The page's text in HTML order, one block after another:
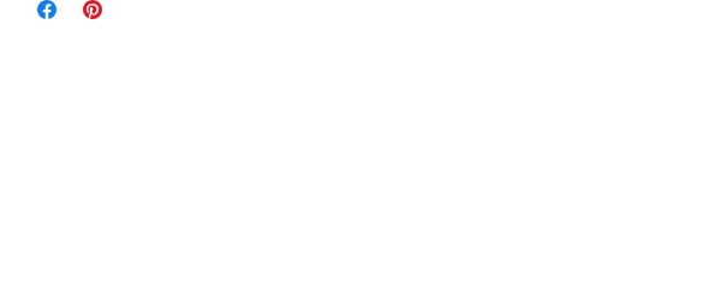
de l'article et dépend du poids total de